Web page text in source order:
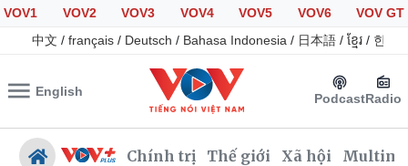
VOV1 VOV2 VOV3 VOV4 VOV5 VOV6
VOV GT
中文 / français / Deutsch / Bahasa Indonesia / 日本語 / ខ្មែរ / 한국
English PodcastRadio
Chính trị Thế giới Xã hội